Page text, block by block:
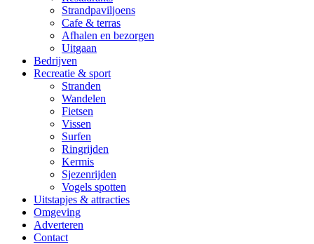
Strandpaviljoens
Cafe & terras
Afhalen en bezorgen
Uitgaan
Bedrijven
Recreatie & sport
Stranden
Wandelen
Fietsen
Vissen
Surfen
Ringrijden
Kermis
Sjezenrijden
Vogels spotten
Uitstapjes & attracties
Omgeving
Adverteren
Contact